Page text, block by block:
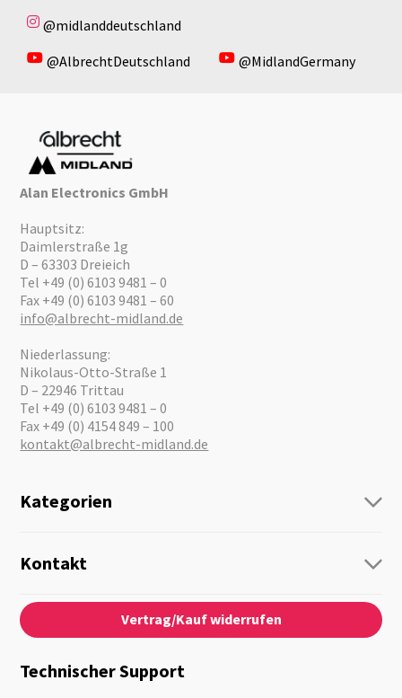
@midlanddeutschland
@AlbrechtDeutschland
@MidlandGermany
Alan Electronics GmbH
Hauptsitz:
Daimlerstraße 1g
D – 63303 Dreieich
Tel +49 (0) 6103 9481 – 0
Fax +49 (0) 6103 9481 – 60
info@albrecht-midland.de
Niederlassung:
Nikolaus-Otto-Straße 1
D – 22946 Trittau
Tel +49 (0) 6103 9481 – 0
Fax +49 (0) 4154 849 – 100
kontakt@albrecht-midland.de
Kategorien
Personenführung
Audio
Notfallvorsorge
Motorrad
Kontakt
Kontaktformular
Über Uns
News
Kataloge
Vertrag/Kauf widerrufen
Technischer Support